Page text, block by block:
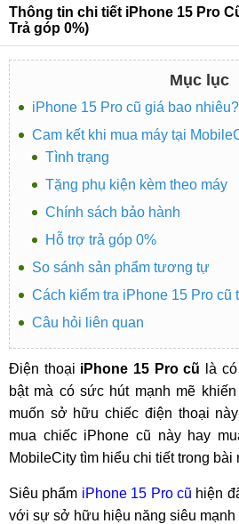
Thông tin chi tiết iPhone 15 Pro
Trả góp 0%)
Mục lục
iPhone 15 Pro cũ giá bao nhiêu?
Cam kết khi mua máy tại
Tình trạng
Tặng phụ kiện kèm theo máy
Chính sách bảo hành
Hỗ trợ trả góp 0%
So sánh sản phẩm tương tự
Cách kiểm tra iPhone 15 Pro cũ
Câu hỏi liên quan
Điện thoại iPhone 15 Pro cũ là
bật mà có sức hút mạnh mẽ
muốn sở hữu chiếc điện thoại
mua chiếc iPhone cũ này hay
MobileCity tìm hiểu chi tiết trong bài
Siêu phẩm iPhone 15 Pro cũ hiện
với sự sở hữu hiệu năng siêu mạnh